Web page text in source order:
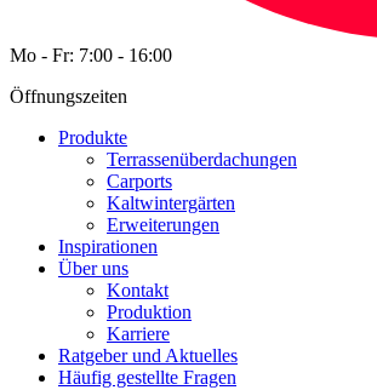
Mo - Fr: 7:00 - 16:00
Öffnungszeiten
Produkte
Terrassenüberdachungen
Carports
Kaltwintergärten
Erweiterungen
Inspirationen
Über uns
Kontakt
Produktion
Karriere
Ratgeber und Aktuelles
Häufig gestellte Fragen